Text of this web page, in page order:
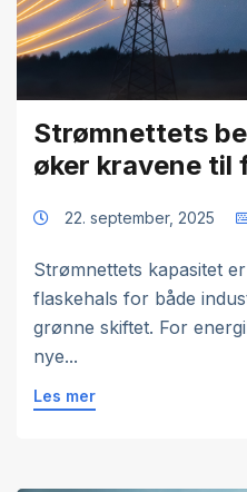
Strømnettets
øker kravene til
22. september, 2025
Strømnettets kapasitet
flaskehals for både
grønne skiftet. For
nye...
Les mer